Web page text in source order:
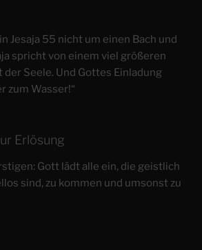
Jesaja 55 nicht um einen Bach und
spricht von einem viel größeren
der Seele. Und Gottes Einladung
zum Wasser!“
Erlösung
Gott lädt alle ein, die geistlich
sind, zu kommen und umsonst zu